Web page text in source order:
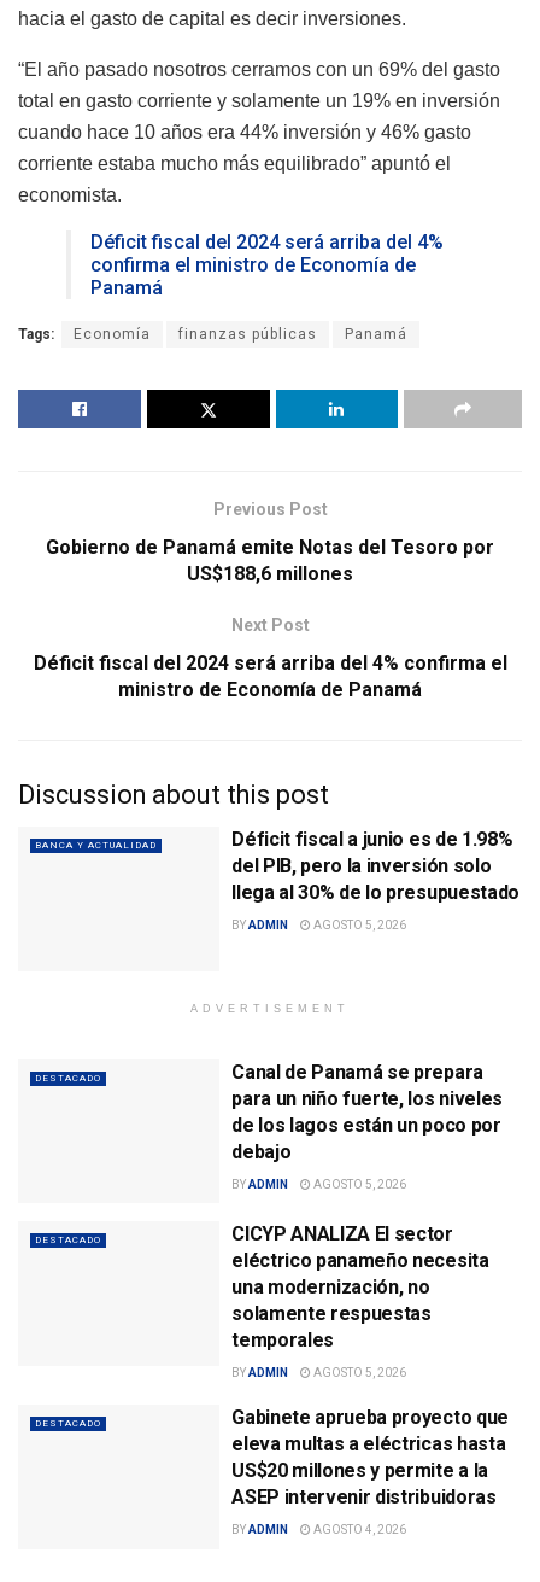
hacia el gasto de capital es decir inversiones.
“El año pasado nosotros cerramos con un 69% del gasto
total en gasto corriente y solamente un 19% en inversión
cuando hace 10 años era 44% inversión y 46% gasto
corriente estaba mucho más equilibrado” apuntó el
economista.
Déficit fiscal del 2024 será arriba del 4%
confirma el ministro de Economía de
Panamá
Tags: Economía finanzas públicas Panamá
Previous Post
Gobierno de Panamá emite Notas del Tesoro por
US$188,6 millones
Next Post
Déficit fiscal del 2024 será arriba del 4% confirma el
ministro de Economía de Panamá
Discussion about this post
BANCA Y ACTUALIDAD
Déficit fiscal a junio es de 1.98%
del PIB, pero la inversión solo
llega al 30% de lo presupuestado
BYADMIN AGOSTO 5, 2026
ADVERTISEMENT
DESTACADO
Canal de Panamá se prepara
para un niño fuerte, los niveles
de los lagos están un poco por
debajo
BYADMIN AGOSTO 5, 2026
DESTACADO
CICYP ANALIZA El sector
eléctrico panameño necesita
una modernización, no
solamente respuestas
temporales
BYADMIN AGOSTO 5, 2026
DESTACADO
Gabinete aprueba proyecto que
eleva multas a eléctricas hasta
US$20 millones y permite a la
ASEP intervenir distribuidoras
BYADMIN AGOSTO 4, 2026